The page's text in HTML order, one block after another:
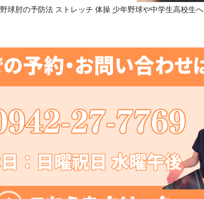
野球肘の予防法 ストレッチ 体操 少年野球や中学生高校生へ